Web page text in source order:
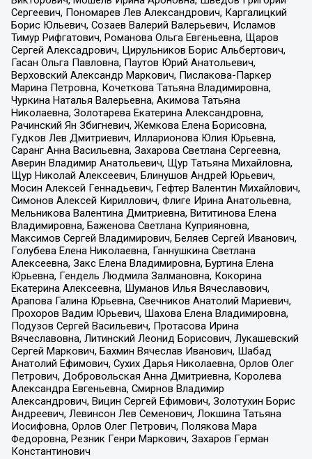
Сергеевич, Пономарев Лев Александрович, Каргалицкий
Борис Юльевич, Созаев Валерий Валерьевич, Исламов
Тимур Рифгатович, Романова Ольга Евгеньевна, Щаров
Сергей Алексадрович, Цирульников Борис Альбертович,
Гасан Ольга Павловна, Паутов Юрий Анатольевич,
Верховский Александр Маркович, Пислакова-Паркер
Марина Петровна, Кочеткова Татьяна Владимировна,
Чуркина Наталья Валерьевна, Акимова Татьяна
Николаевна, Золотарева Екатерина Александровна,
Рачинский Ян Збигневич, Жемкова Елена Борисовна,
Гудков Лев Дмитриевич, Илларионова Юлия Юрьевна,
Саранг Анна Васильевна, Захарова Светлана Сергеевна,
Аверин Владимир Анатольевич, Щур Татьяна Михайловна,
Щур Николай Алексеевич, Блинушов Андрей Юрьевич,
Мосин Алексей Геннадьевич, Гефтер Валентин Михайлович,
Симонов Алексей Кириллович, Флиге Ирина Анатольевна,
Мельникова Валентина Дмитриевна, Вититинова Елена
Владимировна, Баженова Светлана Куприяновна,
Максимов Сергей Владимирович, Беляев Сергей Иванович,
Голубева Елена Николаевна, Ганнушкина Светлана
Алексеевна, Закс Елена Владимировна, Буртина Елена
Юрьевна, Гендель Людмила Залмановна, Кокорина
Екатерина Алексеевна, Шуманов Илья Вячеславович,
Арапова Галина Юрьевна, Свечников Анатолий Мариевич,
Прохоров Вадим Юрьевич, Шахова Елена Владимировна,
Подузов Сергей Васильевич, Протасова Ирина
Вячеславовна, Литинский Леонид Борисович, Лукашевский
Сергей Маркович, Бахмин Вячеслав Иванович, Шабад
Анатолий Ефимович, Сухих Дарья Николаевна, Орлов Олег
Петрович, Добровольская Анна Дмитриевна, Королева
Александра Евгеньевна, Смирнов Владимир
Александрович, Вицин Сергей Ефимович, Золотухин Борис
Андреевич, Левинсон Лев Семенович, Локшина Татьяна
Иосифовна, Орлов Олег Петрович, Полякова Мара
Федоровна, Резник Генри Маркович, Захаров Герман
Константинович